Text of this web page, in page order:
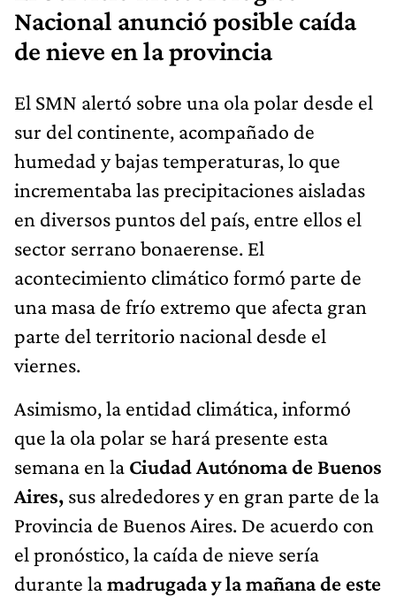
Nacional anunció posible caída
de nieve en la provincia
El SMN alertó sobre una ola polar desde el
sur del continente, acompañado de
humedad y bajas temperaturas, lo que
incrementaba las precipitaciones aisladas
en diversos puntos del país, entre ellos el
sector serrano bonaerense. El
acontecimiento climático formó parte de
una masa de frío extremo que afecta gran
parte del territorio nacional desde el
viernes.
Asimismo, la entidad climática, informó
que la ola polar se hará presente esta
semana en la Ciudad Autónoma de Buenos
Aires, sus alrededores y en gran parte de la
Provincia de Buenos Aires. De acuerdo con
el pronóstico, la caída de nieve sería
durante lamadrugada y la mañana de este